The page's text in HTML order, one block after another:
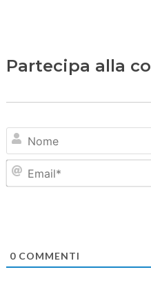
Partecipa alla
0COMMENTI